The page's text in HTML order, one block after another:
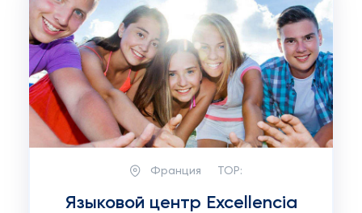
Франция TOP:
Языковой центр Excellencia